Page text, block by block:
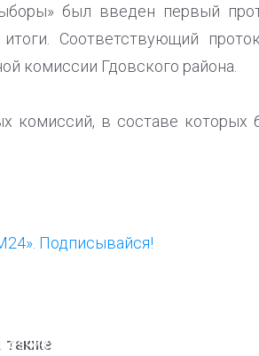
был введен первый
Соответствующий
комиссии Гдовского района.
комиссий, в составе которых
Подписывайся!
также для